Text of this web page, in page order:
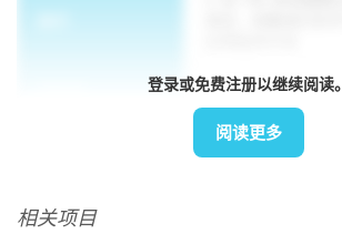
交叉语言理论
登录或免费注册以继续阅读。
阅读更多
相关项目